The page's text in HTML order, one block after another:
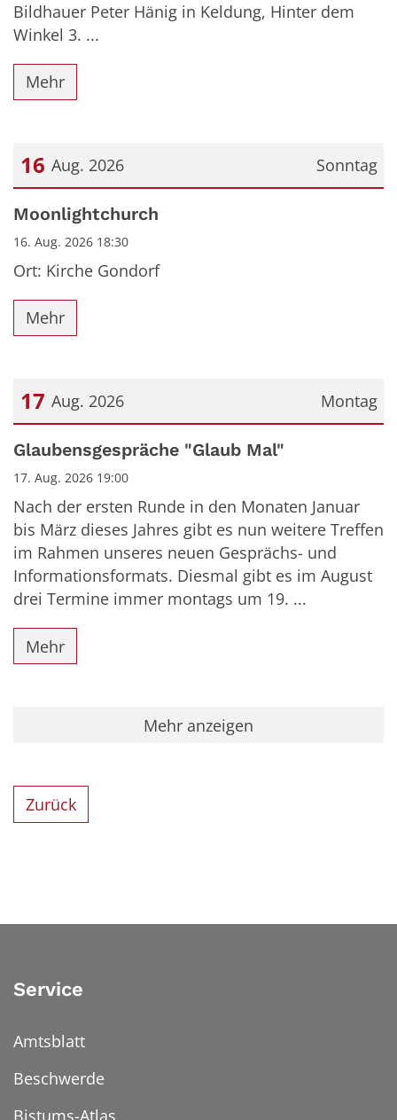
Bildhauer Peter Hänig in Keldung, Hinter dem
Winkel 3. ...
Mehr
Sonntag
16 Aug. 2026
Datum: 16. August 2026
Moonlightchurch
16. Aug. 2026 18:30
Ort: Kirche Gondorf
Mehr
Montag
17 Aug. 2026
Datum: 17. August 2026
Glaubensgespräche "Glaub Mal"
17. Aug. 2026 19:00
Nach der ersten Runde in den Monaten Januar
bis März dieses Jahres gibt es nun weitere Treffen
im Rahmen unseres neuen Gesprächs- und
Informationsformats. Diesmal gibt es im August
drei Termine immer montags um 19. ...
Mehr
Mehr anzeigen
Zurück
Service
Amtsblatt
Beschwerde
Bistums-Atlas